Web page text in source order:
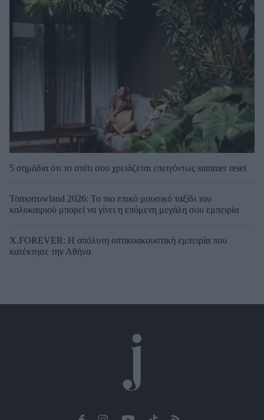
5 σημάδια ότι το σπίτι σου χρειάζεται επειγόντως summer reset
Tomorrowland 2026: Το πιο επικό μουσικό ταξίδι του
καλοκαιριού μπορεί να γίνει η επόμενη μεγάλη σου εμπειρία
X.FOREVER: Η απόλυτη οπτικοακουστική εμπειρία που
κατέκτησε την Αθήνα